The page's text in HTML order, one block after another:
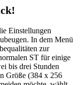
Einstellungen
In dem Menü
zur
ST für einige
bis drei Stunden
Größe (384 x 256